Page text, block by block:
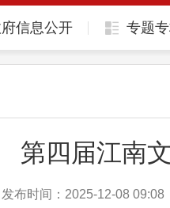
信息公开 专题
第四届江南
发布时间：2025-12-08